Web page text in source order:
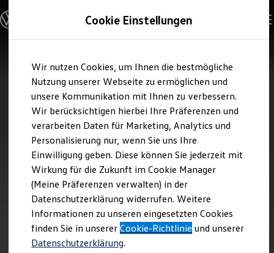
Hauptinhalt
springen
Footer
springen
Modelle und Konfigurator
Konfigurator
Modelle vergleichen
Elektroautos
ENERGY Sondermodelle
Nutzfahrzeuge
SUV und CUV
Familienautos
Kombis
Kompaktwagen
Sportwagen
Schnell verfügbare Fahrzeuge
Angebote und Produkte
Aktuelle Angebote
E-Auto-Förderung
Volkswagen Marktplatz
Die ENERGY Sondermodelle
Junge Gebrauchtwagen und Gebrauchtwagen
Volkswagen Zertifizierte Gebrauchtwagen
Elektromobilität bei Gebrauchtwagen
Cookie Einstellungen
Wir nutzen Cookies, um Ihnen die bestmögliche
Nutzung unserer Webseite zu ermöglichen und
unsere Kommunikation mit Ihnen zu verbessern.
Wir berücksichtigen hierbei Ihre Präferenzen und
verarbeiten Daten für Marketing, Analytics und
Personalisierung nur, wenn Sie uns Ihre
Einwilligung geben. Diese können Sie jederzeit mit
Wirkung für die Zukunft im Cookie Manager
(Meine Präferenzen verwalten) in der
Datenschutzerklärung widerrufen. Weitere
Informationen zu unseren eingesetzten Cookies
finden Sie in unsererCookie-Richtlinie und unserer
Datenschutzerklärung.